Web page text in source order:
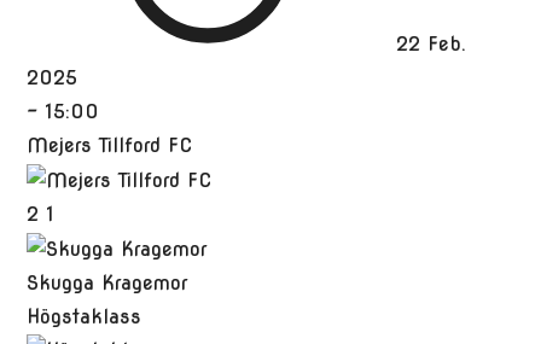
22 Feb.
2025
- 15:00
Mejers Tillford FC
2 1
Skugga Kragemor
Högstaklass